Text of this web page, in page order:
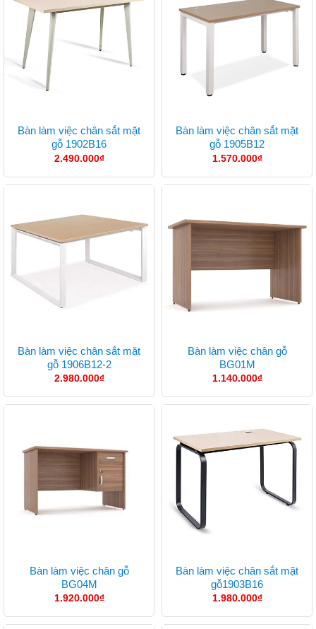
Bàn làm việc chân sắt mặt
gỗ 1902B16
2.490.000₫
Bàn làm việc chân sắt mặt
gỗ 1905B12
1.570.000₫
Bàn làm việc chân sắt mặt
gỗ 1906B12-2
2.980.000₫
Bàn làm việc chân gỗ
BG01M
1.140.000₫
Bàn làm việc chân gỗ
BG04M
1.920.000₫
Bàn làm việc chân sắt mặt
gỗ1903B16
1.980.000₫